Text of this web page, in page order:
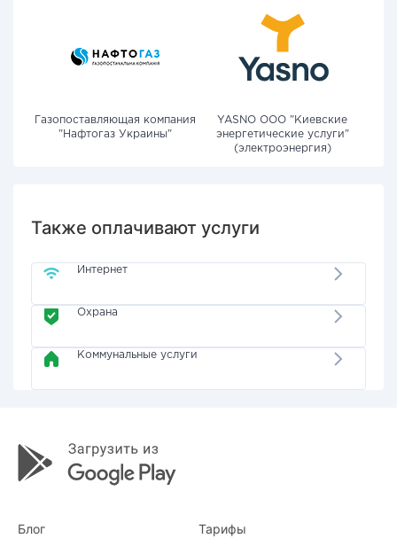
Газопоставляющая компания
"Нафтогаз Украины"
YASNO OOO "Киевские
энергетические услуги"
(электроэнергия)
Также оплачивают услуги
Интернет
Охрана
Коммунальные услуги
Блог Тарифы